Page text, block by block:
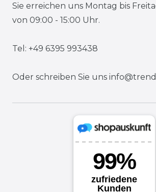
Sie erreichen uns Montag bis
von 09:00 - 15:00 Uhr.
Tel: +49 6395 993438
Oder schreiben Sie uns